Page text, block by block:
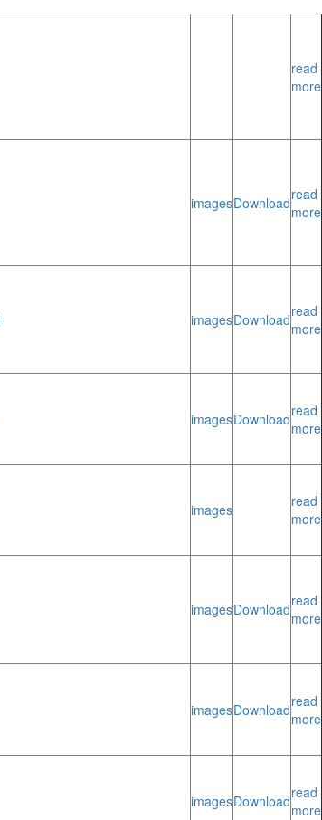
read
more
imagesDownloadread
more
imagesDownloadread
more
imagesDownloadread
more
images
read
more
imagesDownloadread
more
imagesDownloadread
more
imagesDownloadread
more